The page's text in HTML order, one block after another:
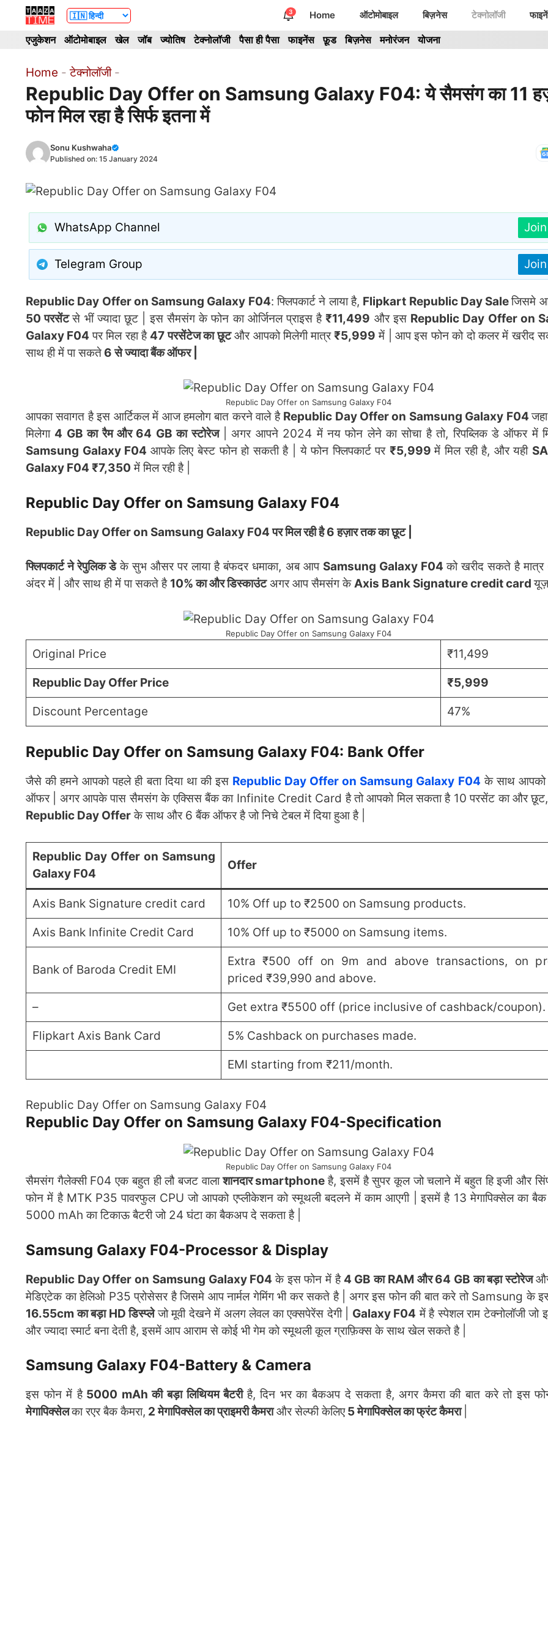
content
3 Home ऑटोमोबाइल बिज़नेस टेक्नोलॉजी
एजुकेशन ऑटोमोबाइल खेल जॉब ज्योतिष टेक्नोलॉजी पैसा ही पैसा फाइनेंस फ़ूड बिज़नेस मनोरंजन योजना
Home -टेक्नोलॉजी-
Republic Day Offer on Samsung Galaxy F04: ये सैमसंग का 11
फोन मिल रहा है सिर्फ इतना में
Sonu Kushwaha
Published on: 15 January 2024
WhatsApp Channel
Telegram Group
Republic Day Offer on Samsung Galaxy F04: फ्लिपकार्ट ने लाया है, Flipkart Republic Day Saleजिसमे
50 परसेंटसे भीं ज्यादा छूट | इस सैमसंग के फोन का ओर्जिनल प्राइस है₹11,499 और इस Republic Day Offer on
Galaxy F04पर मिल रहा है 47 परसेंटेज का छूटऔर आपको मिलेगी मात्र₹5,999 में | आप इस फोन को दो कलर में खरीद
साथ ही में पा सकते 6 से ज्यादा बैंक ऑफर |
Republic Day Offer on Samsung Galaxy F04
आपका सवागत है इस आर्टिकल में आज हमलोग बात करने वाले है Republic Day Offer on Samsung Galaxy F04
मिलेगा 4 GB का रैम और 64 GB का स्टोरेज| अगर आपने 2024 में नय फोन लेने का सोचा है तो, रिपब्लिक डे ऑफर में
Samsung Galaxy F04 आपके लिए बेस्ट फोन हो सकती है | ये फोन फ्लिपकार्ट पर ₹5,999में मिल रही है, और यही
Galaxy F04 ₹7,350 में मिल रही है |
Republic Day Offer on Samsung Galaxy F04
Republic Day Offer on Samsung Galaxy F04 पर मिल रही है 6 हज़ार तक का छूट |
फ्लिपकार्ट ने रेपुलिक डेके सुभ औसर पर लाया है बंफदर धमाका, अब आप Samsung Galaxy F04को खरीद सकते है
अंदर में | और साथ ही में पा सकते है 10% का और डिस्काउंटअगर आप सैमसंग केAxis Bank Signature credit card
Republic Day Offer on Samsung Galaxy F04
Original Price ₹11,499
Republic Day Offer Price ₹5,999
Discount Percentage 47%
Republic Day Offer on Samsung Galaxy F04: Bank Offer
जैसे की हमने आपको पहले ही बता दिया था की इस Republic Day Offer on Samsung Galaxy F04 के साथ आपको
ऑफर | अगर आपके पास सैमसंग के एक्सिस बैंक का Infinite Credit Card है तो आपको मिल सकता है 10 परसेंट का और
Republic Day Offerके साथ और 6 बैंक ऑफर है जो निचे टेबल में दिया हुआ है |
Republic Day Offer on Samsung
Galaxy F04
Offer
Axis Bank Signature credit card 10% Off up to ₹2500 on Samsung products.
Axis Bank Infinite Credit Card 10% Off up to ₹5000 on Samsung items.
Bank of Baroda Credit EMI
Extra ₹500 off on 9m and above transactions, on
priced ₹39,990 and above.
– Get extra ₹5500 off (price inclusive of cashback/coupon).
Flipkart Axis Bank Card 5% Cashback on purchases made.
EMI starting from ₹211/month.
Republic Day Offer on Samsung Galaxy F04
Republic Day Offer on Samsung Galaxy F04-Specification
Republic Day Offer on Samsung Galaxy F04
सैमसंग गैलेक्सी F04 एक बहुत ही लौ बजट वालाशानदार smartphoneहै, इसमें है सुपर कूल जो चलाने में बहुत हि इजी और
फोन में है MTK P35 पावरफुल CPU जो आपको एप्लीकेशन को स्मूथली बदलने में काम आएगी | इसमें है 13 मेगापिक्सेल का
5000 mAh का टिकाऊ बैटरी जो 24 घंटा का बैकअप दे सकता है |
Samsung Galaxy F04-Processor & Display
Republic Day Offer on Samsung Galaxy F04के इस फोन में है4 GB का RAM और 64 GB का बड़ा स्टोरेज
मेडिएटेक का हेलिओ P35 प्रोसेसर है जिसमे आप नार्मल गेमिंग भी कर सकते है | अगर इस फोन की बात करे तो Samsung के
16.55cm का बड़ा HD डिस्प्लेजो मूवी देखने में अलग लेवल का एक्सपेरेंस देगी | Galaxy F04 में है स्पेशल राम टेक्नोलॉजी जो
और ज्यादा स्मार्ट बना देती है, इसमें आप आराम से कोई भी गेम को स्मूथली कूल ग्राफ़िक्स के साथ खेल सकते है |
Samsung Galaxy F04-Battery & Camera
इस फोन में है5000 mAh की बड़ा लिथियम बैटरीहै, दिन भर का बैकअप दे सकता है, अगर कैमरा की बात करे तो इस
मेगापिक्सेलका रएर बैक कैमरा, 2 मेगापिक्सेल का प्राइमरी कैमराऔर सेल्फी केलिए5 मेगापिक्सेल का फ्रंट कैमरा